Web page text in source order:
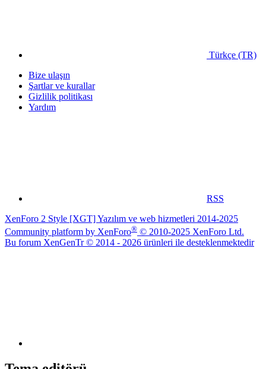
Türkçe (TR)
Bize ulaşın
Şartlar ve kurallar
Gizlilik politikası
Yardım
RSS
XenForo 2 Style [XGT] Yazılım ve web hizmetleri 2014-2025
Community platform by XenForo® © 2010-2025 XenForo Ltd.
Bu forum XenGenTr © 2014 - 2026 ürünleri ile desteklenmektedir